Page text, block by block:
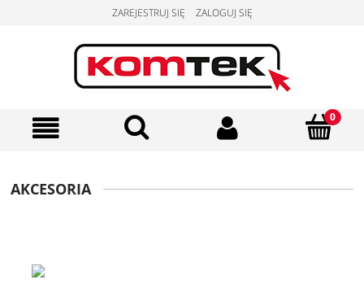
ZAREJESTRUJ SIĘ ZALOGUJ SIĘ
AKCESORIA